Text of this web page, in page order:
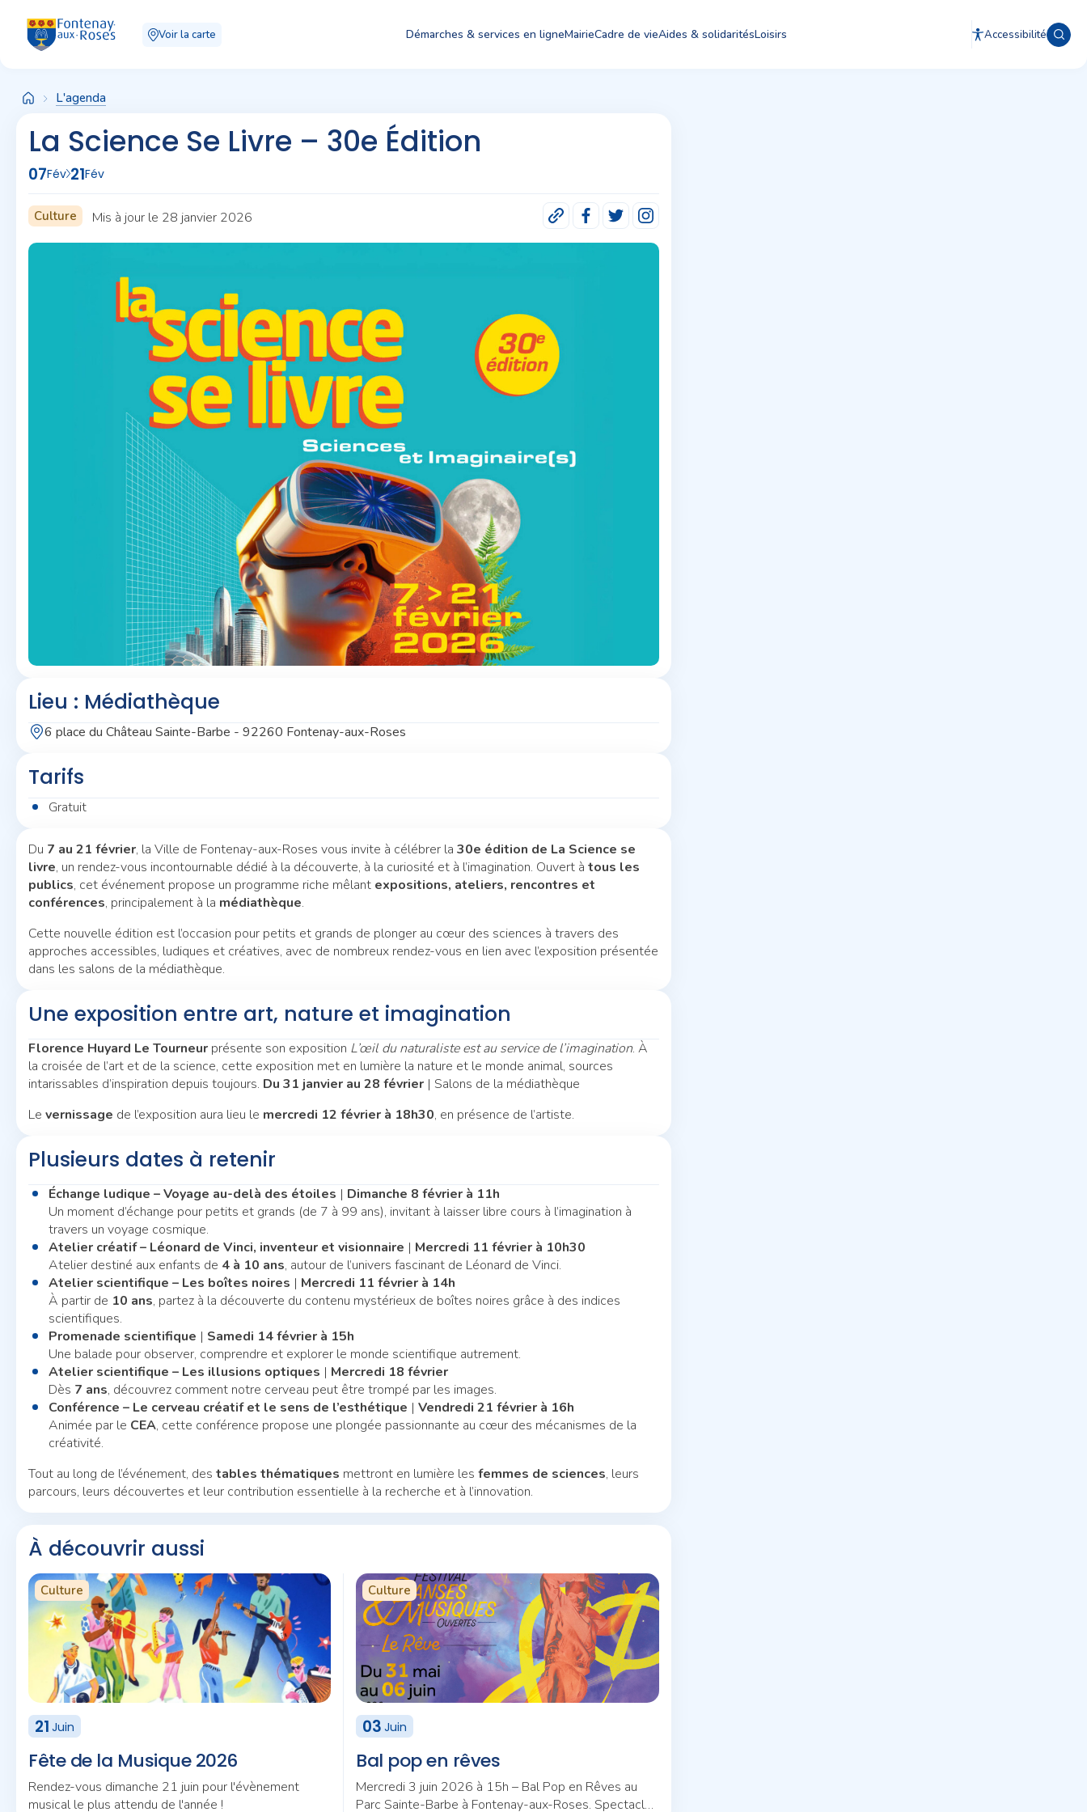
Voir la carte Démarches & services en ligneMairieCadre de vieAides & solidaritésLoisirs Accessibilité
L'agenda
La Science Se Livre – 30e Édition
07Fév 21Fév
Culture Mis à jour le 28 janvier 2026
Lieu : Médiathèque
6 place du Château Sainte-Barbe - 92260 Fontenay-aux-Roses
Tarifs
Gratuit
Du 7 au 21 février, la Ville de Fontenay-aux-Roses vous invite à célébrer la 30e édition de La Science se
livre, un rendez-vous incontournable dédié à la découverte, à la curiosité et à l’imagination. Ouvert à tous les
publics, cet événement propose un programme riche mêlant expositions, ateliers, rencontres et
conférences, principalement à la médiathèque.
Cette nouvelle édition est l’occasion pour petits et grands de plonger au cœur des sciences à travers des
approches accessibles, ludiques et créatives, avec de nombreux rendez-vous en lien avec l’exposition présentée
dans les salons de la médiathèque.
Une exposition entre art, nature et imagination
Florence Huyard Le Tourneur présente son exposition L’œil du naturaliste est au service de l’imagination. À
la croisée de l’art et de la science, cette exposition met en lumière la nature et le monde animal, sources
intarissables d’inspiration depuis toujours. Du 31 janvier au 28 février | Salons de la médiathèque
Le vernissage de l’exposition aura lieu le mercredi 12 février à 18h30, en présence de l’artiste.
Plusieurs dates à retenir
Échange ludique – Voyage au-delà des étoiles | Dimanche 8 février à 11h
Un moment d’échange pour petits et grands (de 7 à 99 ans), invitant à laisser libre cours à l’imagination à
travers un voyage cosmique.
Atelier créatif – Léonard de Vinci, inventeur et visionnaire | Mercredi 11 février à 10h30
Atelier destiné aux enfants de 4 à 10 ans, autour de l’univers fascinant de Léonard de Vinci.
Atelier scientifique – Les boîtes noires | Mercredi 11 février à 14h
À partir de 10 ans, partez à la découverte du contenu mystérieux de boîtes noires grâce à des indices
scientifiques.
Promenade scientifique | Samedi 14 février à 15h
Une balade pour observer, comprendre et explorer le monde scientifique autrement.
Atelier scientifique – Les illusions optiques | Mercredi 18 février
Dès 7 ans, découvrez comment notre cerveau peut être trompé par les images.
Conférence – Le cerveau créatif et le sens de l’esthétique | Vendredi 21 février à 16h
Animée par le CEA, cette conférence propose une plongée passionnante au cœur des mécanismes de la
créativité.
Tout au long de l’événement, des tables thématiques mettront en lumière les femmes de sciences, leurs
parcours, leurs découvertes et leur contribution essentielle à la recherche et à l’innovation.
À découvrir aussi
Culture
21 Juin
Fête de la Musique 2026
Rendez-vous dimanche 21 juin pour l'évènement
musical le plus attendu de l'année !
Culture
03 Juin
Bal pop en rêves
Mercredi 3 juin 2026 à 15h – Bal Pop en Rêves au
Parc Sainte-Barbe à Fontenay-aux-Roses. Spectacle